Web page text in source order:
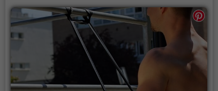
Informationen hierzu findest du auf der Website.